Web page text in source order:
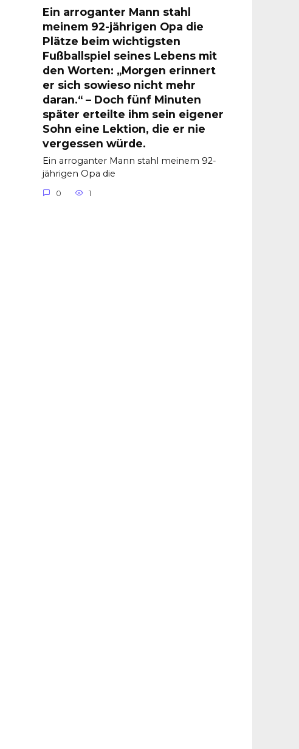
Ein arroganter Mann stahl
meinem 92-jährigen Opa die
Plätze beim wichtigsten
Fußballspiel seines Lebens mit
den Worten: „Morgen erinnert
er sich sowieso nicht mehr
daran.“ – Doch fünf Minuten
später erteilte ihm sein eigener
Sohn eine Lektion, die er nie
vergessen würde.
Ein arroganter Mann stahl meinem 92-
jährigen Opa die
0 1